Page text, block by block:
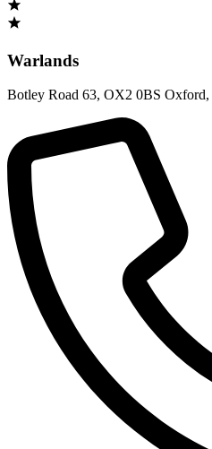
Warlands
Botley Road 63, OX2 0BS Oxford,